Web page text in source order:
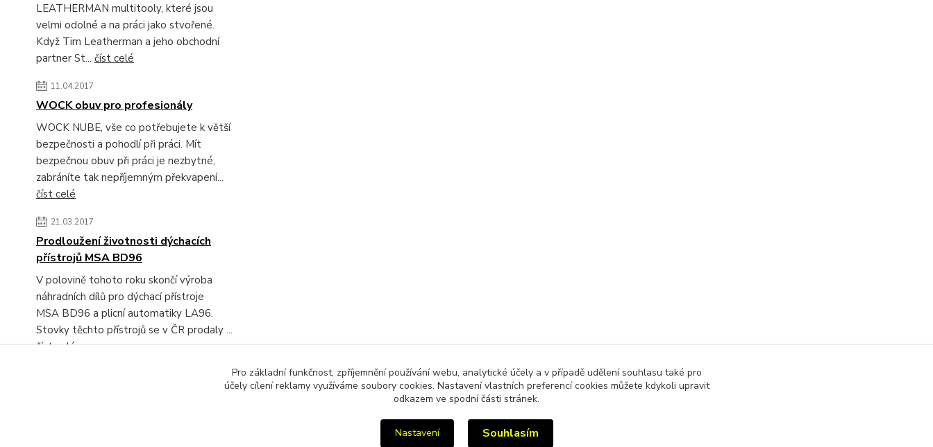
LEATHERMAN multitooly, které jsou
velmi odolné a na práci jako stvořené.
Když Tim Leatherman a jeho obchodní
partner St... číst celé
11.04.2017
WOCK obuv pro profesionály
WOCK NUBE, vše co potřebujete k větší
bezpečnosti a pohodlí při práci. Mít
bezpečnou obuv při práci je nezbytné,
zabráníte tak nepříjemným překvapení...
číst celé
21.03.2017
Prodloužení životnosti dýchacích
přístrojů MSA BD96
V polovině tohoto roku skončí výroba
náhradních dílů pro dýchací přístroje
MSA BD96 a plicní automatiky LA96.
Stovky těchto přístrojů se v ČR prodaly ...
číst celé
Pro základní funkčnost, zpříjemnění používání webu, analytické účely a v případě udělení souhlasu také pro
účely cílení reklamy využíváme soubory cookies. Nastavení vlastních preferencí cookies můžete kdykoli upravit
odkazem ve spodní části stránek.
Nastavení Souhlasím